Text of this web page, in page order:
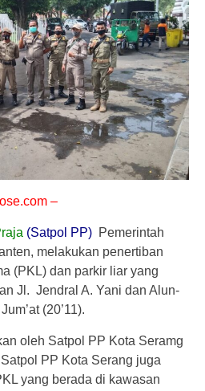
com –
(Satpol PP) Pemerintah
melakukan penertiban
(PKL) dan parkir liar yang
Jl. Jendral A. Yani dan Alun-
(20’11).
oleh Satpol PP Kota Seramg
Satpol PP Kota Serang juga
yang berada di kawasan